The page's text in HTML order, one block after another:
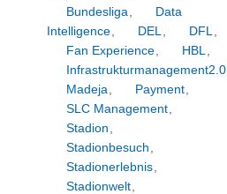
Bundesliga
Data
Intelligence
DEL DFL
Fan Experience
HBL
Infrastrukturmanagement2.0
Madeja
Payment
SLC Management
Stadion
Stadionbesuch
Stadionerlebnis
Stadionwelt